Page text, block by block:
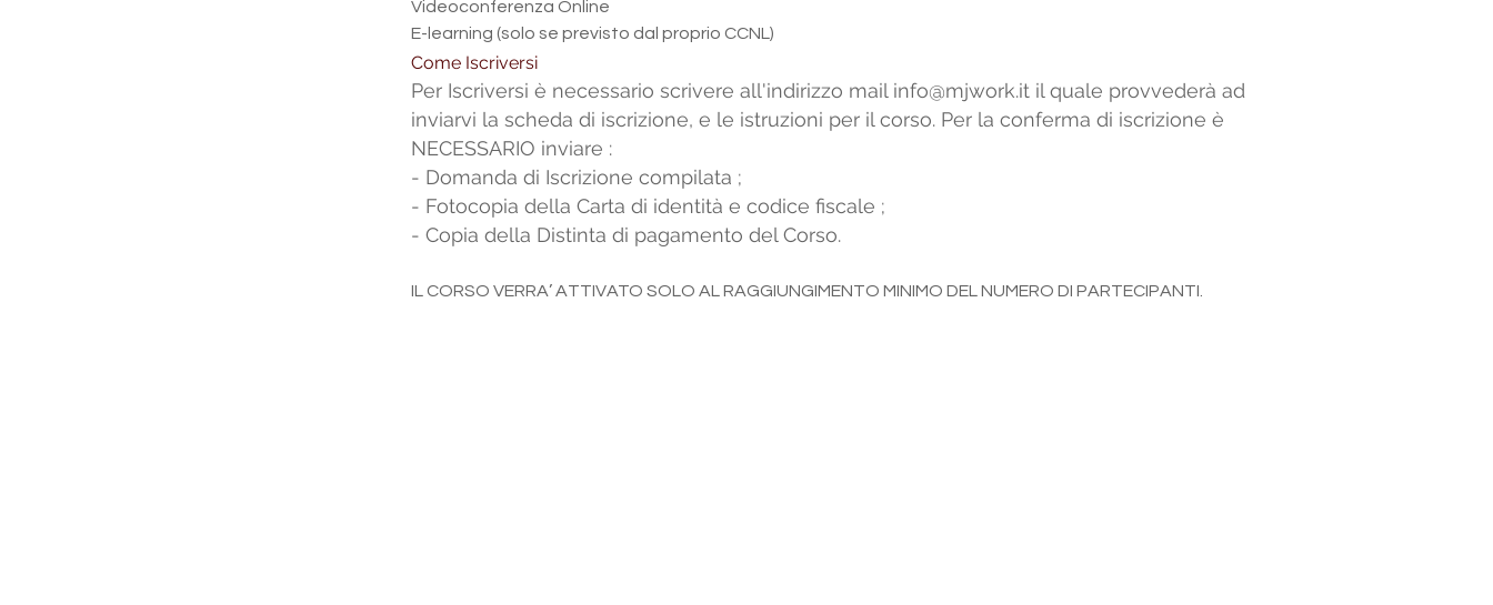
Videoconferenza Online
E-learning (solo se previsto dal proprio CCNL)
Come Iscriversi
Per Iscriversi è necessario scrivere all'indirizzo mail info@mjwork.it il quale provvederà ad
inviarvi la scheda di iscrizione, e le istruzioni per il corso. Per la conferma di iscrizione è
NECESSARIO inviare :
- Domanda di Iscrizione compilata ;
- Fotocopia della Carta di identità e codice fiscale ;
- Copia della Distinta di pagamento del Corso.
IL CORSO VERRA’ ATTIVATO SOLO AL RAGGIUNGIMENTO MINIMO DEL NUMERO DI PARTECIPANTI.